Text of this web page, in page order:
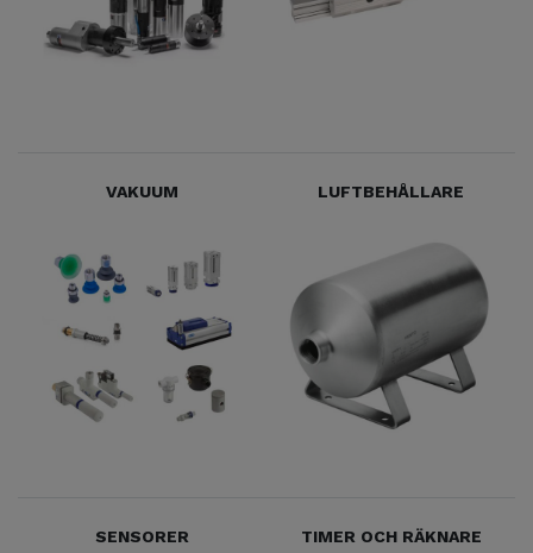
VAKUUM LUFTBEHÅLLARE
SENSORER TIMER OCH RÄKNARE